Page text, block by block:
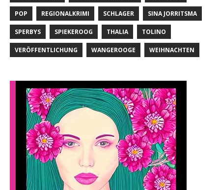
POP REGIONALKRIMI SCHLAGER SINA JORRITSMA
SPERBYS SPIEKEROOG THALIA TOLINO
VERÖFFENTLICHUNG WANGEROOGE WEIHNACHTEN